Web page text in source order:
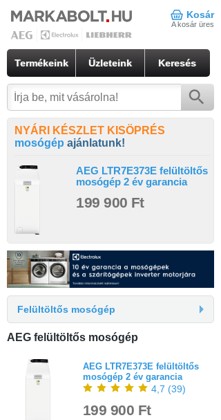
Kosár
A kosár üres
Termékeink Üzleteink Keresés
NYÁRI KÉSZLET KISÖPRÉS
mosógép ajánlatunk!
AEG LTR7E373E felültöltős
mosógép 2 év garancia
199 900 Ft
Felültöltős mosógép
AEG felültöltős mosógép
AEG LTR7E373E felültöltős
mosógép 2 év garancia
4,7 (39)
199 900 Ft